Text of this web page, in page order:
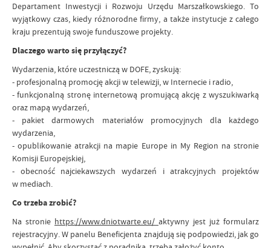
Departament Inwestycji i Rozwoju Urzędu Marszałkowskiego. To
wyjątkowy czas, kiedy różnorodne firmy, a także instytucje z całego
kraju prezentują swoje funduszowe projekty.
Dlaczego warto się przyłączyć?
Wydarzenia, które uczestniczą w DOFE, zyskują:
- profesjonalną promocję akcji w telewizji, w Internecie i radio,
- funkcjonalną stronę internetową promującą akcję z wyszukiwarką
oraz mapą wydarzeń,
- pakiet darmowych materiałów promocyjnych dla każdego
wydarzenia,
- opublikowanie atrakcji na mapie Europe in My Region na stronie
Komisji Europejskiej,
- obecność najciekawszych wydarzeń i atrakcyjnych projektów
w mediach.
Co trzeba zrobić?
Na stronie https://www.dniotwarte.eu/ aktywny jest już formularz
rejestracyjny. W panelu Beneficjenta znajdują się podpowiedzi, jak go